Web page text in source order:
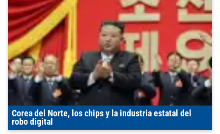
Corea del Norte, los chips y la industria estatal del
robo digital